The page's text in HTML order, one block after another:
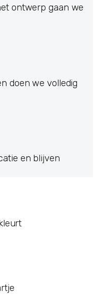
ontwerp gaan we
doen we volledig
en blijven